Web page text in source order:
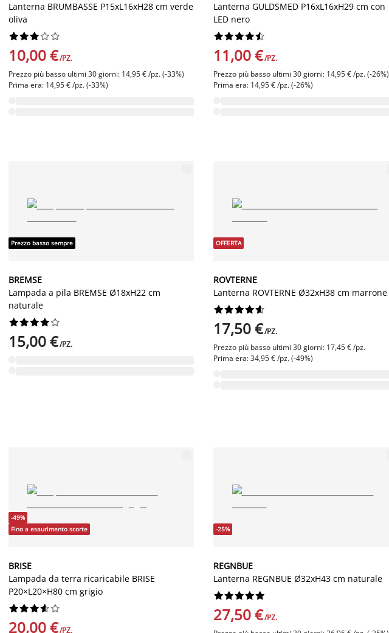
Lanterna BRUMBASSE P15xL16xH28 cm verde
oliva






10,00 €/PZ.
Prezzo più basso ultimi 30 giorni: 14,95 € /pz. (-33%)
Prima era: 14,95 € /pz. (-33%)
Lanterna GULDSMED P16xL16xH29 cm con
LED nero






11,00 €/PZ.
Prezzo più basso ultimi 30 giorni: 14,95 € /pz. (-26%)
Prima era: 14,95 € /pz. (-26%)
Prezzo basso sempre
BREMSE
Lampada a pila BREMSE Ø18xH22 cm
naturale






15,00 €/PZ.
OFFERTA
ROVTERNE
Lanterna ROVTERNE Ø32xH38 cm marrone






17,50 €/PZ.
Prezzo più basso ultimi 30 giorni: 17,45 € /pz.
Prima era: 34,95 € /pz. (-49%)
-49%
Fino a esaurimento scorte
BRISE
Lampada da terra ricaricabile BRISE
P20×L20×H80 cm grigio






20,00 €/PZ.
-25%
REGNBUE
Lanterna REGNBUE Ø32xH43 cm naturale






27,50 €/PZ.